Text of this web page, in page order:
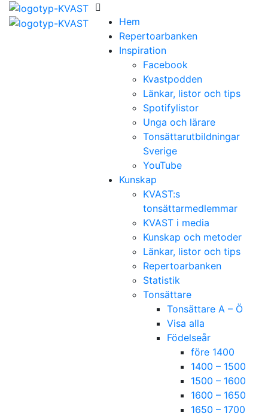
Hem
Repertoarbanken
Inspiration
Facebook
Kvastpodden
Länkar, listor och tips
Spotifylistor
Unga och lärare
Tonsättarutbildningar
Sverige
YouTube
Kunskap
KVAST:s
tonsättarmedlemmar
KVAST i media
Kunskap och metoder
Länkar, listor och tips
Repertoarbanken
Statistik
Tonsättare
Tonsättare A – Ö
Visa alla
Födelseår
före 1400
1400 – 1500
1500 – 1600
1600 – 1650
1650 – 1700